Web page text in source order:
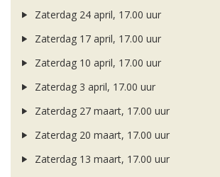
Zaterdag 24 april, 17.00 uur
Zaterdag 17 april, 17.00 uur
Zaterdag 10 april, 17.00 uur
Zaterdag 3 april, 17.00 uur
Zaterdag 27 maart, 17.00 uur
Zaterdag 20 maart, 17.00 uur
Zaterdag 13 maart, 17.00 uur